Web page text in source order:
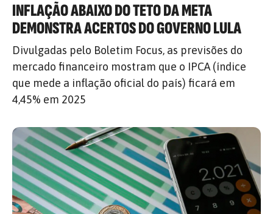
INFLAÇÃO ABAIXO DO TETO DA META
DEMONSTRA ACERTOS DO GOVERNO LULA
Divulgadas pelo Boletim Focus, as previsões do
mercado financeiro mostram que o IPCA (índice
que mede a inflação oficial do país) ficará em
4,45% em 2025